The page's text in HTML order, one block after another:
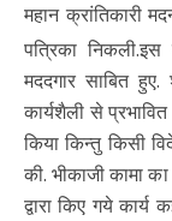
महान क्रांतिकारी
पत्रिका
मददगार साबित हुए.
कार्यशैली से
किया किन्तु किसी
की. भीकाजी कामा
द्वारा किए गये